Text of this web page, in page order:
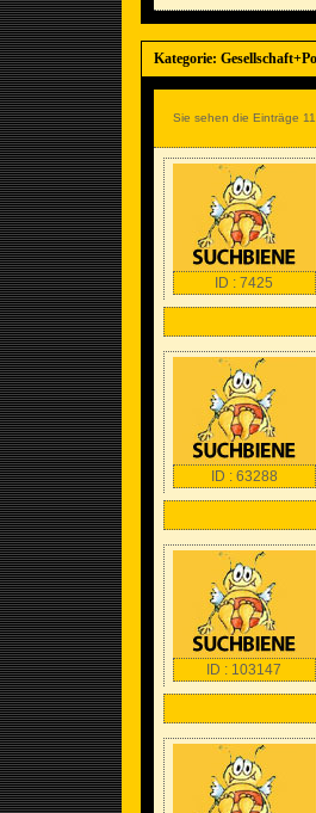
Kategorie:
Sie sehen die Einträge
ID : 7425
ID : 63288
ID : 103147